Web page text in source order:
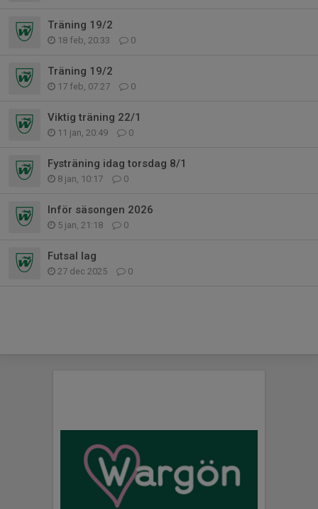
Träning 19/2
18 feb, 20:33 0
Träning 19/2
17 feb, 07:27 0
Viktig träning 22/1
11 jan, 20:49 0
Fysträning idag torsdag 8/1
8 jan, 10:17 0
Inför säsongen 2026
5 jan, 21:18 0
Futsal lag
27 dec 2025 0